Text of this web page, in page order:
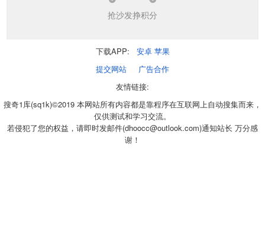
抢沙发挣积分
下载APP: 安卓 苹果
提交网站
广告合作
友情链接:
搜奇1库(sq1k)©2019 本网站所有内容都是靠程序在互联网上自动搜集而来，
仅供测试和学习交流。
若侵犯了您的权益，请即时发邮件(dhoocc@outlook.com)通知站长 万分感
谢！